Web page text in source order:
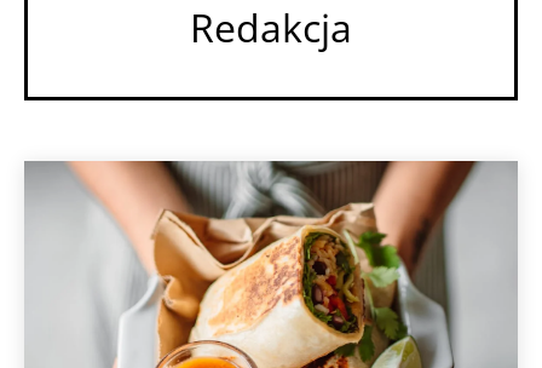
Redakcja